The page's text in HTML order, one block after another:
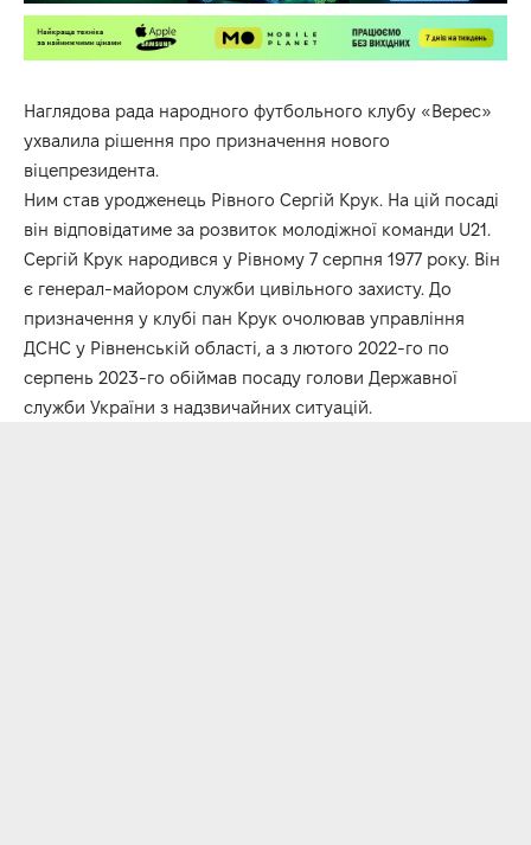
Наглядова рада народного футбольного клубу «Верес»
ухвалила рішення про призначення нового
віцепрезидента.
Ним став уродженець Рівного Сергій Крук. На цій посаді
він відповідатиме за розвиток молодіжної команди U21.
Сергій Крук народився у Рівному 7 серпня 1977 року. Він
є генерал-майором служби цивільного захисту. До
призначення у клубі пан Крук очолював управління
ДСНС у Рівненській області, а з лютого 2022-го по
серпень 2023-го обіймав посаду голови Державної
служби України з надзвичайних ситуацій.